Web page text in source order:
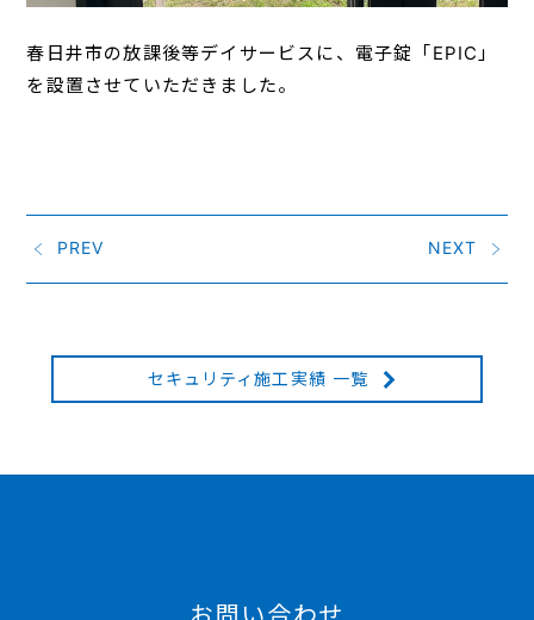
春日井市の放課後等デイサービスに、電子錠「EPIC」
を設置させていただきました。
PREV NEXT
セキュリティ施工実績 一覧